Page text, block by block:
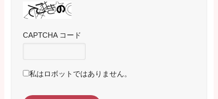
CAPTCHA コード
私はロボットではありません。